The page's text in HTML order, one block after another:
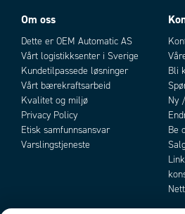
sedan kan anslutas till de analoga
även omvandlare som omvandlar
att passa de analoga ingångarna samt
signalen på transistorutgången till 0-10V.
Om oss
Dette er OEM Automatic AS
Vårt logistikksenter i Sverige
Kundetilpassede løsninger
Vårt bærekraftsarbeid
Kvalitet og miljø
Privacy Policy
Etisk samfunnsansvar
Varslingstjeneste
Bli
Ny
Be